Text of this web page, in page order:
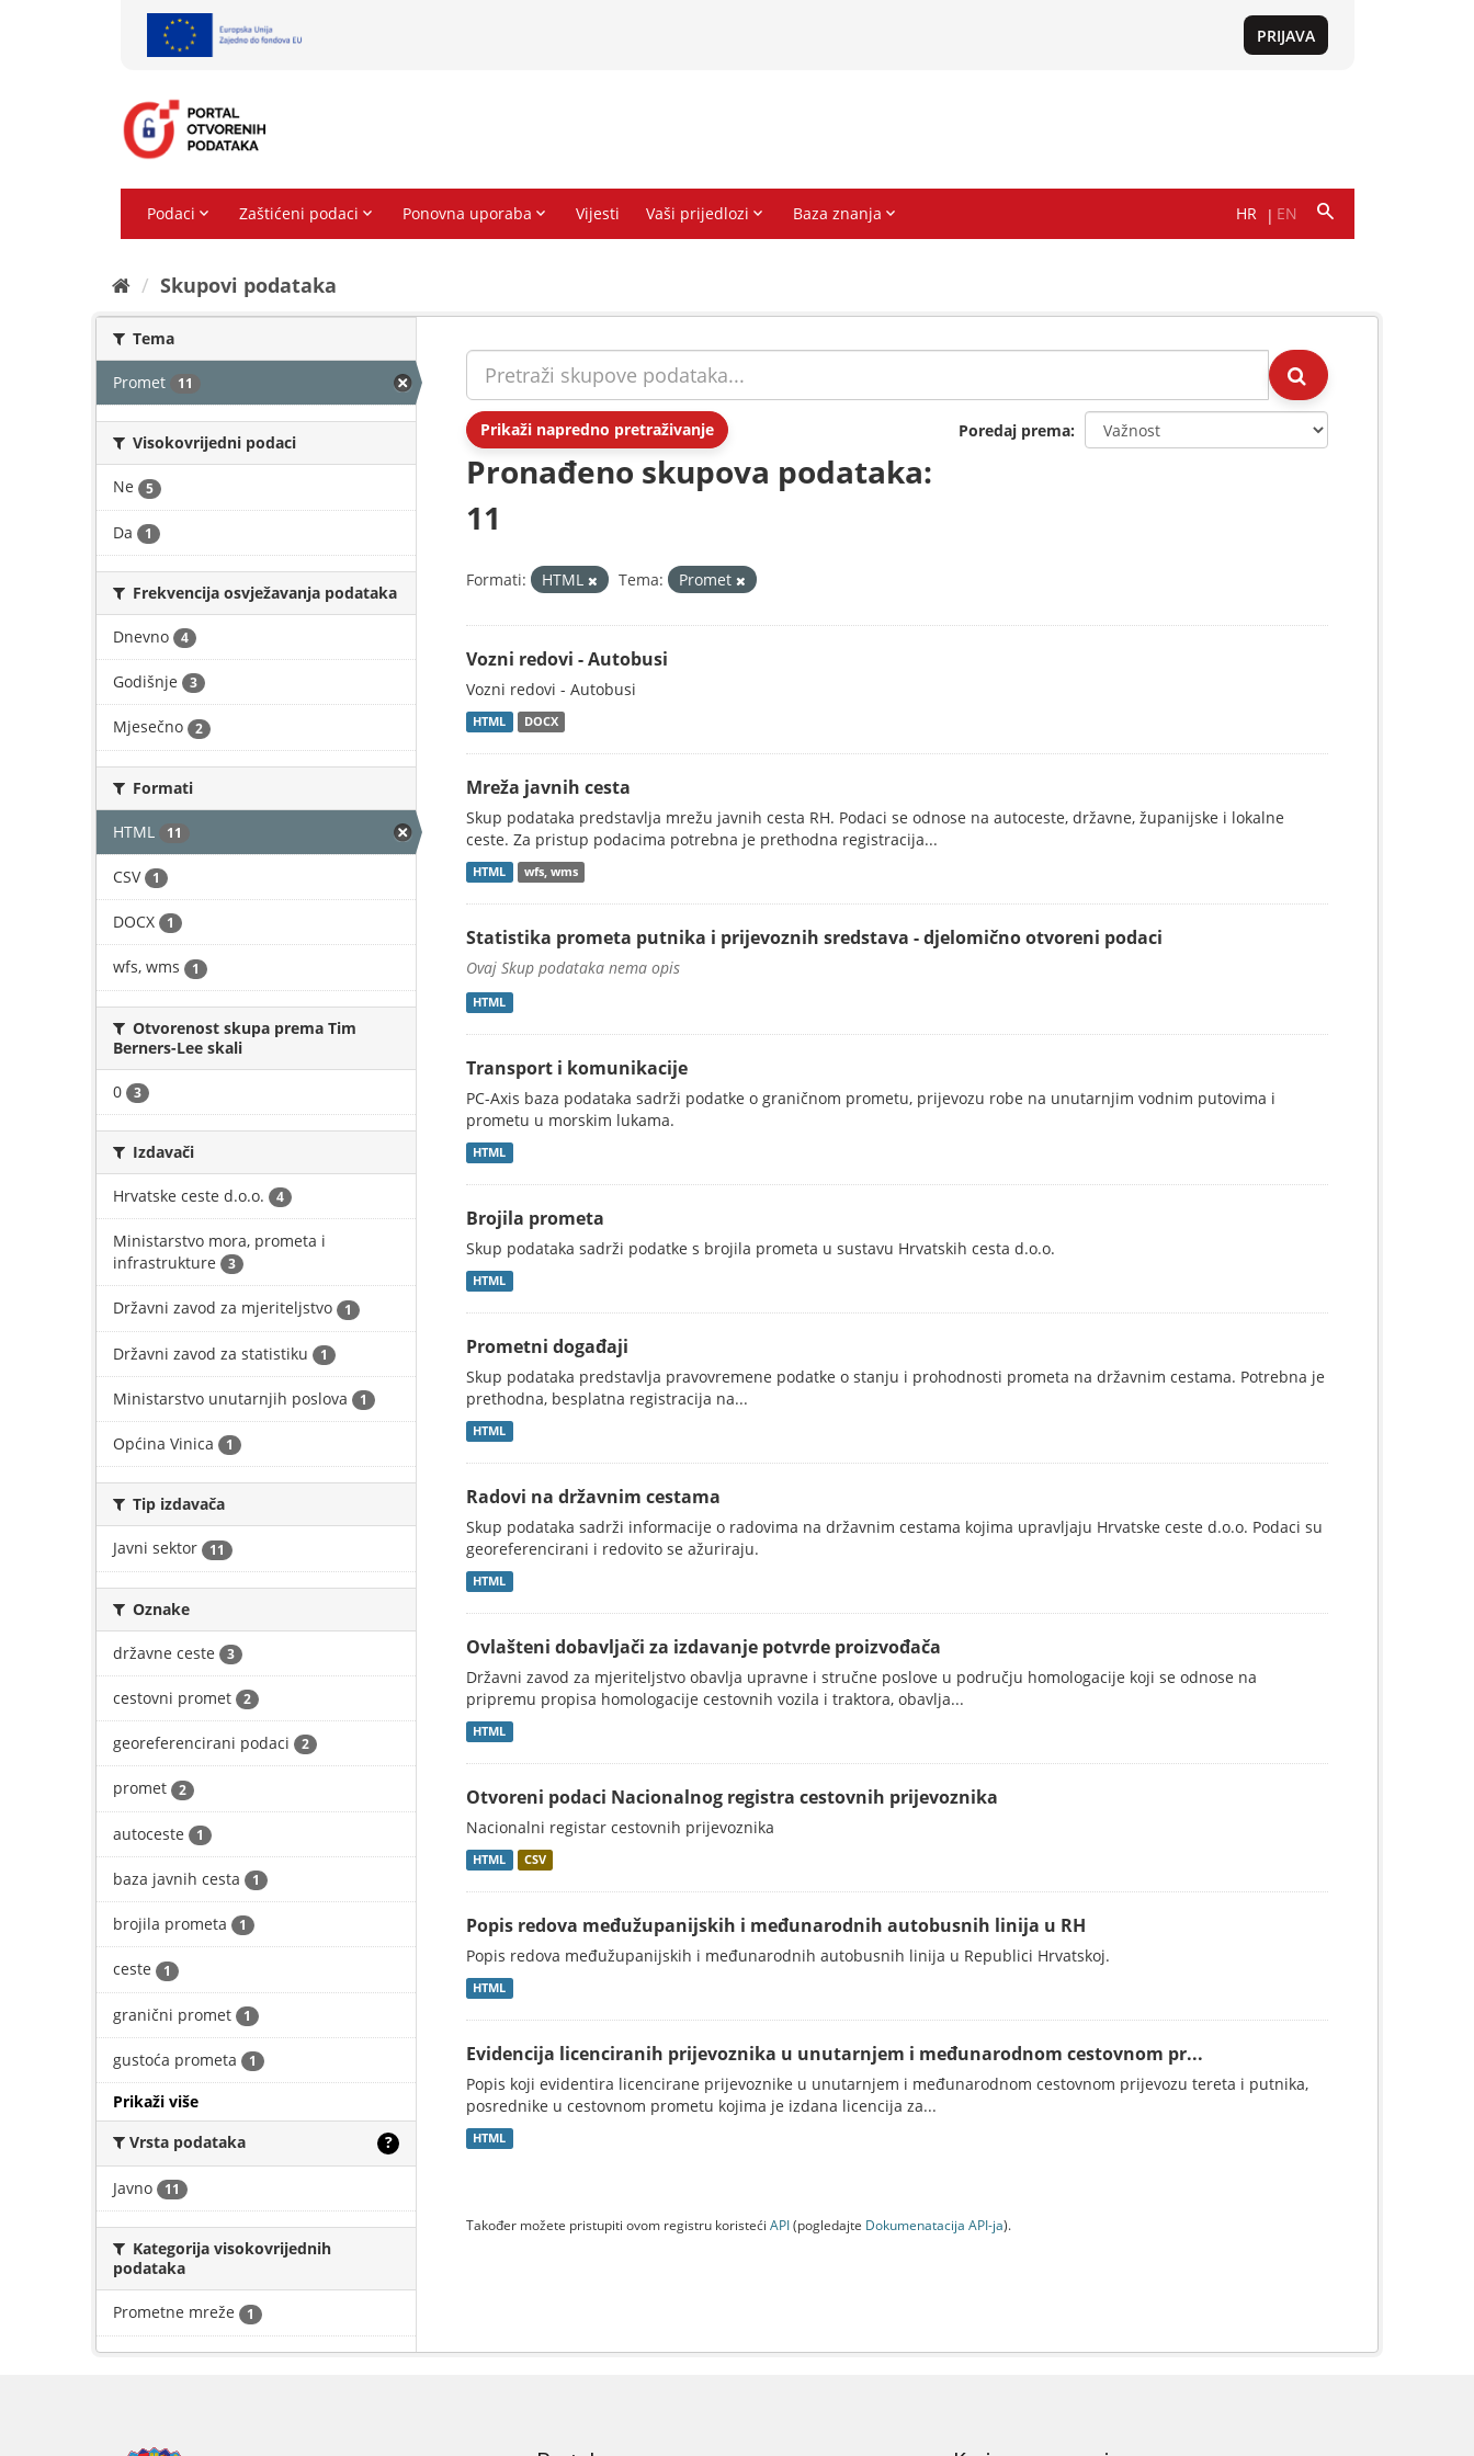
Skupovi podаtаkа
Tema
Promet 11
Visokovrijedni podaci
Ne 5
Da 1
Frekvencija osvježavanja podataka
Dnevno 4
Godišnje 3
Mjesečno 2
Formati
HTML 11
CSV 1
DOCX 1
wfs, wms 1
Otvorenost skupa prema Tim
Berners-Lee skali
0 3
Izdavači
Hrvatske ceste d.o.o. 4
Ministarstvo mora, prometa i
infrastrukture
3
Državni zavod za mjeriteljstvo 1
Državni zavod za statistiku 1
Ministarstvo unutarnjih poslova 1
Općina Vinica 1
Tip izdavača
Javni sektor 11
Oznake
državne ceste 3
cestovni promet 2
georeferencirani podaci 2
promet 2
autoceste 1
baza javnih cesta 1
brojila prometa 1
ceste 1
granični promet 1
gustoća prometa 1
Prikaži više
Vrsta podataka
?
Javno 11
Kategorija visokovrijednih
podataka
Prometne mreže 1
Prikaži napredno pretraživanje Poredaj prema
Pronađeno skupova podataka:
11
Formati: HTML Tema: Promet
Vozni redovi - Autobusi
Vozni redovi - Autobusi
HTML DOCX
Mreža javnih cesta
Skup podataka predstavlja mrežu javnih cesta RH. Podaci se odnose na autoceste, državne, županijske i lokalne
ceste. Za pristup podacima potrebna je prethodna registracija...
HTML wfs, wms
Statistika prometa putnika i prijevoznih sredstava - djelomično otvoreni podaci
Ovaj Skup podataka nema opis
HTML
Transport i komunikacije
PC-Axis baza podataka sadrži podatke o graničnom prometu, prijevozu robe na unutarnjim vodnim putovima i
prometu u morskim lukama.
HTML
Brojila prometa
Skup podataka sadrži podatke s brojila prometa u sustavu Hrvatskih cesta d.o.o.
HTML
Prometni događaji
Skup podataka predstavlja pravovremene podatke o stanju i prohodnosti prometa na državnim cestama. Potrebna je
prethodna, besplatna registracija na...
HTML
Radovi na državnim cestama
Skup podataka sadrži informacije o radovima na državnim cestama kojima upravljaju Hrvatske ceste d.o.o. Podaci su
georeferencirani i redovito se ažuriraju.
HTML
Ovlašteni dobavljači za izdavanje potvrde proizvođača
Državni zavod za mjeriteljstvo obavlja upravne i stručne poslove u području homologacije koji se odnose na
pripremu propisa homologacije cestovnih vozila i traktora, obavlja...
HTML
Otvoreni podaci Nacionalnog registra cestovnih prijevoznika
Nacionalni registar cestovnih prijevoznika
HTML CSV
Popis redova međužupanijskih i međunarodnih autobusnih linija u RH
Popis redova međužupanijskih i međunarodnih autobusnih linija u Republici Hrvatskoj.
HTML
Evidencija licenciranih prijevoznika u unutarnjem i međunarodnom cestovnom pr...
Popis koji evidentira licencirane prijevoznike u unutarnjem i međunarodnom cestovnom prijevozu tereta i putnika,
posrednike u cestovnom prometu kojima je izdana licencija za...
HTML
Također možete pristupiti ovom registru koristeći API(pogledajte Dokumenаtаcijа API-jа).